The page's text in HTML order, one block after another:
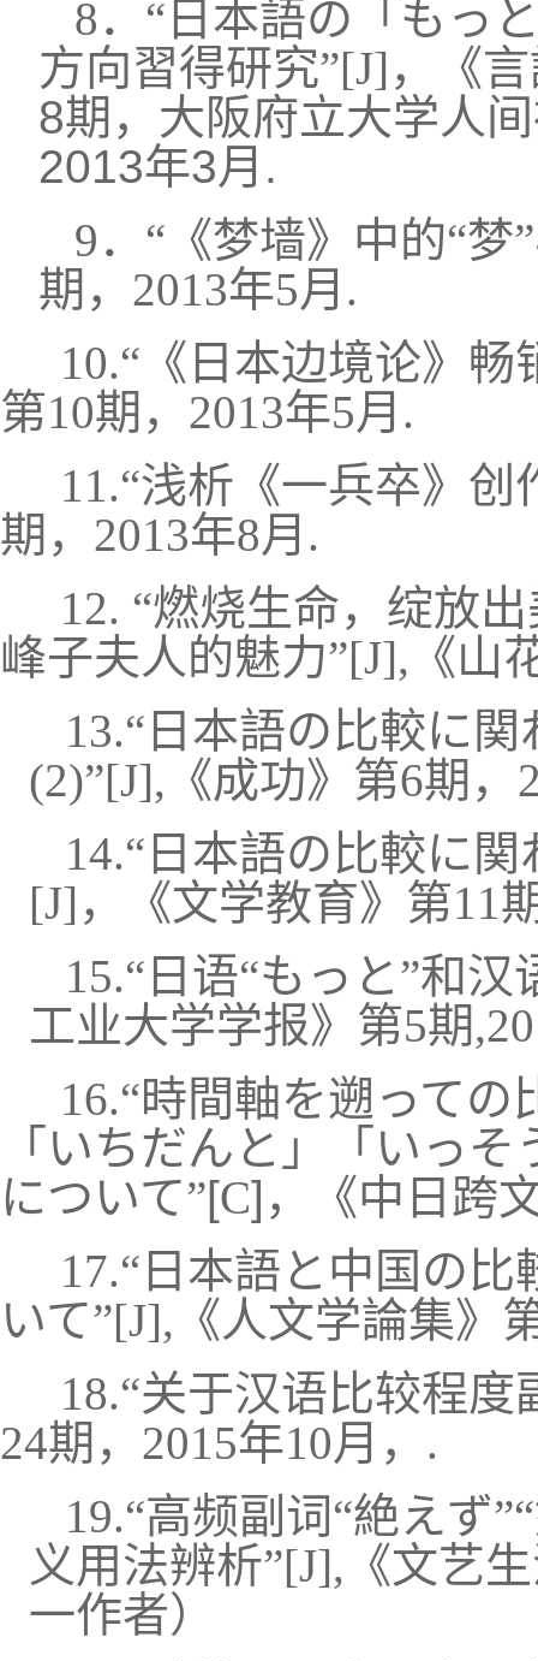
8． “日本語の「もっ
方向習得研究”[J]，
《
8期，大阪府立大学人
2013年3月.
9． “《梦墙》中的“梦
期，2013年5月.
10.“《日本边境论》
第10期，2013年5月.
11.“浅析《一兵卒》创
期，2013年8月.
12. “燃烧生命，绽放
峰子夫人的魅力”[J],《山
13.“日本語の比較に
(2)”[J],《成功》第6期，
14.“日本語の比較に
[J]，《文学教育》第11
15.“日语“もっと”和汉
工业大学学报》第5期
16.“時間軸を遡って
「いちだんと」「いっそ
について”[C]，《中日跨
17.“日本語と中国の
いて”[J],《人文学論集》
18.“关于汉语比较程度
24期，2015年10月，.
19.“高频副词“絶えず
义用法辨析”[J],《文艺
一作者）